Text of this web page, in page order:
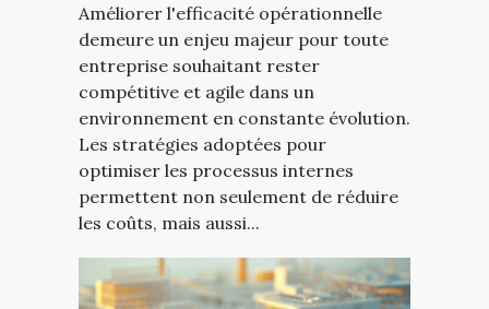
Améliorer l'efficacité opérationnelle
demeure un enjeu majeur pour toute
entreprise souhaitant rester
compétitive et agile dans un
environnement en constante évolution.
Les stratégies adoptées pour
optimiser les processus internes
permettent non seulement de réduire
les coûts, mais aussi...